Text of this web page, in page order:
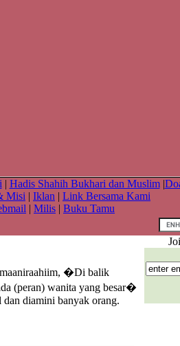
| Hadis Shahih Bukhari dan Muslim|
Misi | Iklan | Link Bersama Kami
| Milis | Buku Tamu
�Di balik
(peran) wanita yang besar�
dan diamini banyak orang.